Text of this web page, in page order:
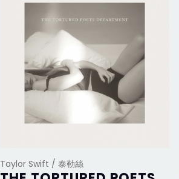
Taylor Swift / 泰勒絲